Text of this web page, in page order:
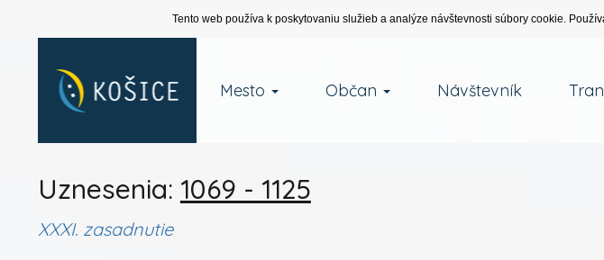
Tento web používa k poskytovaniu služieb a analýze návštevnosti súbory cookie.
Mesto Občan Návštevník
Uznesenia: 1069 - 1125
XXXI. zasadnutie